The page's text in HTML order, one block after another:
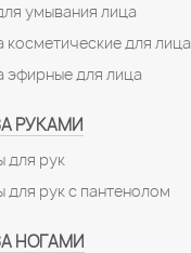
умывания лица
косметические для лица
эфирные для лица
РУКАМИ
для рук
для рук с пантенолом
НОГАМИ